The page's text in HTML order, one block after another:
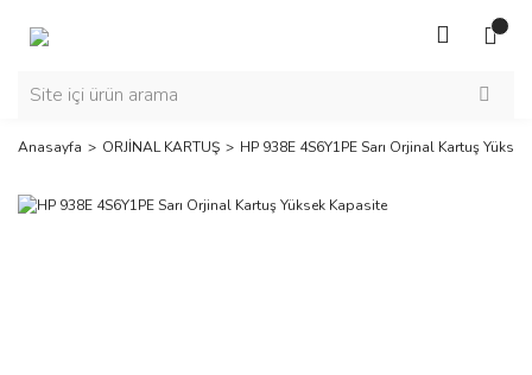
Anasayfa ORJİNAL KARTUŞ HP 938E 4S6Y1PE Sarı Orjinal Kartuş